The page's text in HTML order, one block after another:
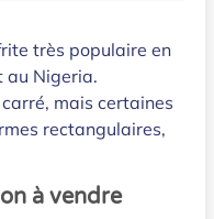
très populaire en
au Nigeria.
mais certaines
rectangulaires,
à vendre